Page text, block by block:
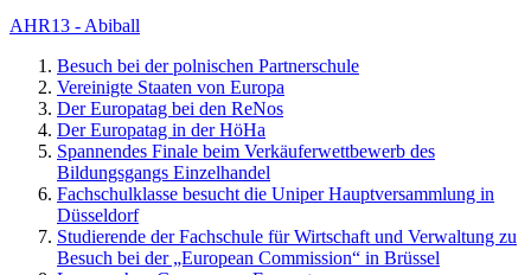
AHR13 - Abiball
Besuch bei der polnischen Partnerschule
Vereinigte Staaten von Europa
Der Europatag bei den ReNos
Der Europatag in der HöHa
Spannendes Finale beim Verkäuferwettbewerb des
Bildungsgangs Einzelhandel
Fachschulklasse besucht die Uniper Hauptversammlung in
Düsseldorf
Studierende der Fachschule für Wirtschaft und Verwaltung zu
Besuch bei der „European Commission“ in Brüssel